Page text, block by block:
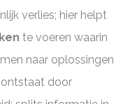
verlies; hier helpt
te voeren waarin
naar oplossingen
door